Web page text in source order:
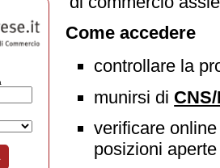
Come accedere
controllare la
munirsi di
verificare
posizioni aperte